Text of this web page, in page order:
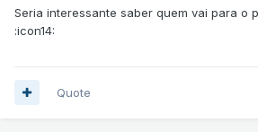
Seria interessante saber quem vai para o
:icon14:
Quote